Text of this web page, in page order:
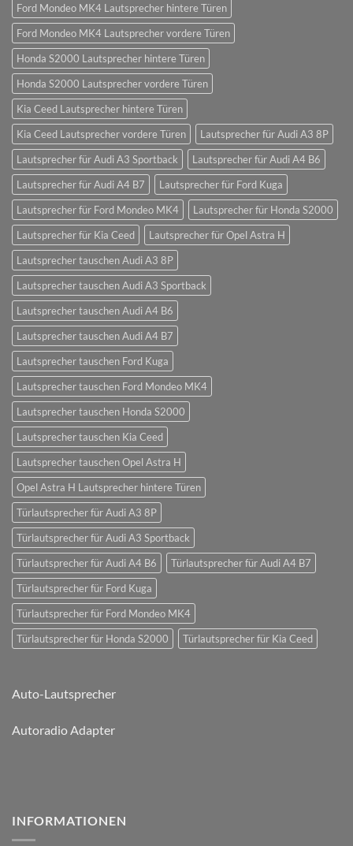
Ford Mondeo MK4 Lautsprecher hintere Türen
Ford Mondeo MK4 Lautsprecher vordere Türen
Honda S2000 Lautsprecher hintere Türen
Honda S2000 Lautsprecher vordere Türen
Kia Ceed Lautsprecher hintere Türen
Kia Ceed Lautsprecher vordere Türen
Lautsprecher für Audi A3 8P
Lautsprecher für Audi A3 Sportback
Lautsprecher für Audi A4 B6
Lautsprecher für Audi A4 B7
Lautsprecher für Ford Kuga
Lautsprecher für Ford Mondeo MK4
Lautsprecher für Honda S2000
Lautsprecher für Kia Ceed
Lautsprecher für Opel Astra H
Lautsprecher tauschen Audi A3 8P
Lautsprecher tauschen Audi A3 Sportback
Lautsprecher tauschen Audi A4 B6
Lautsprecher tauschen Audi A4 B7
Lautsprecher tauschen Ford Kuga
Lautsprecher tauschen Ford Mondeo MK4
Lautsprecher tauschen Honda S2000
Lautsprecher tauschen Kia Ceed
Lautsprecher tauschen Opel Astra H
Opel Astra H Lautsprecher hintere Türen
Türlautsprecher für Audi A3 8P
Türlautsprecher für Audi A3 Sportback
Türlautsprecher für Audi A4 B6
Türlautsprecher für Audi A4 B7
Türlautsprecher für Ford Kuga
Türlautsprecher für Ford Mondeo MK4
Türlautsprecher für Honda S2000
Türlautsprecher für Kia Ceed
Auto-Lautsprecher
Autoradio Adapter
INFORMATIONEN